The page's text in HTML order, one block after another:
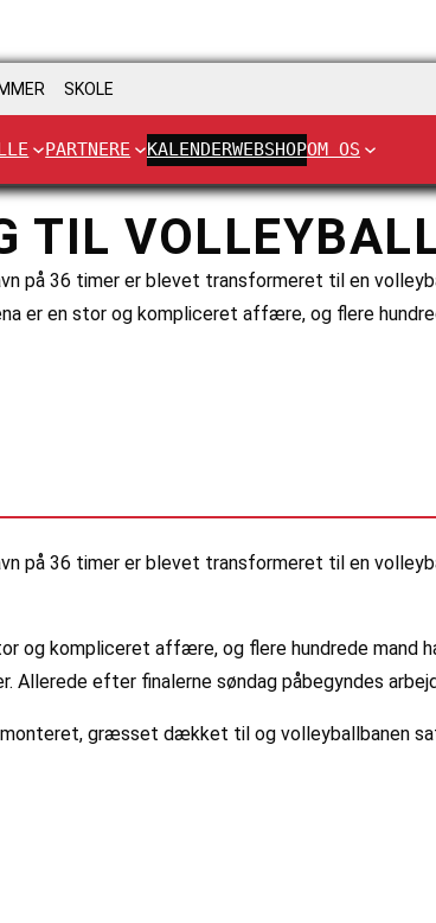
SKOLE
PARTNERE KALENDERWEBSHOPOM OS
TIL
på 36 timer er blevet transformeret til en
er en stor og kompliceret affære, og flere
på 36 timer er blevet transformeret til en
og kompliceret affære, og flere hundrede
efter finalerne søndag påbegyndes
græsset dækket til og volleyballbanen